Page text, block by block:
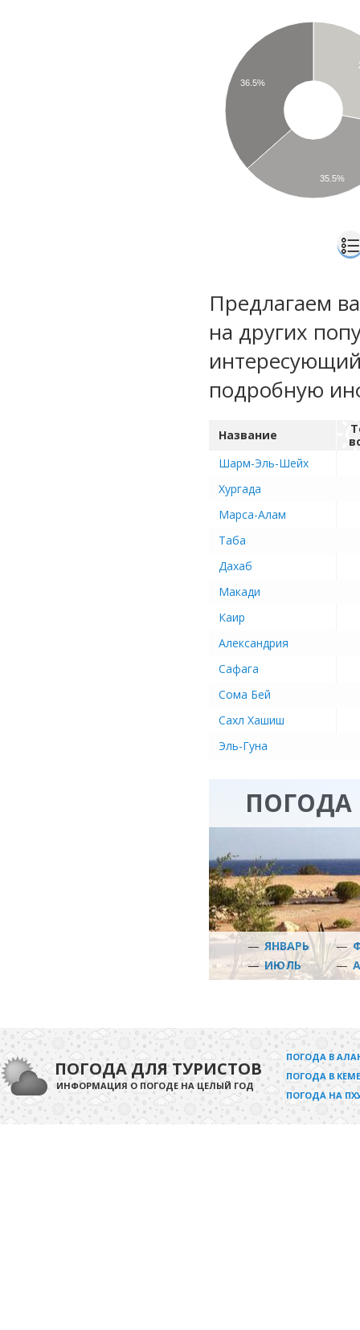
36.5%
35.5%
Предлагаем
на других
подробную
Название
Шарм-Эль-Шейх
Хургада
Марса-Алам
Таба
Дахаб
Макади
Каир
Александрия
Сафага
Сома Бей
Сахл Хашиш
Эль-Гуна
ПОГОДА
— ЯНВАРЬ —
—ИЮЛЬ —
ПОГОДА ДЛЯ ТУРИСТОВ
ИНФОРМАЦИЯ О ПОГОДЕ НА ЦЕЛЫЙ ГОД
ПОГОДА В
ПОГОДА В
ПОГОДА НА